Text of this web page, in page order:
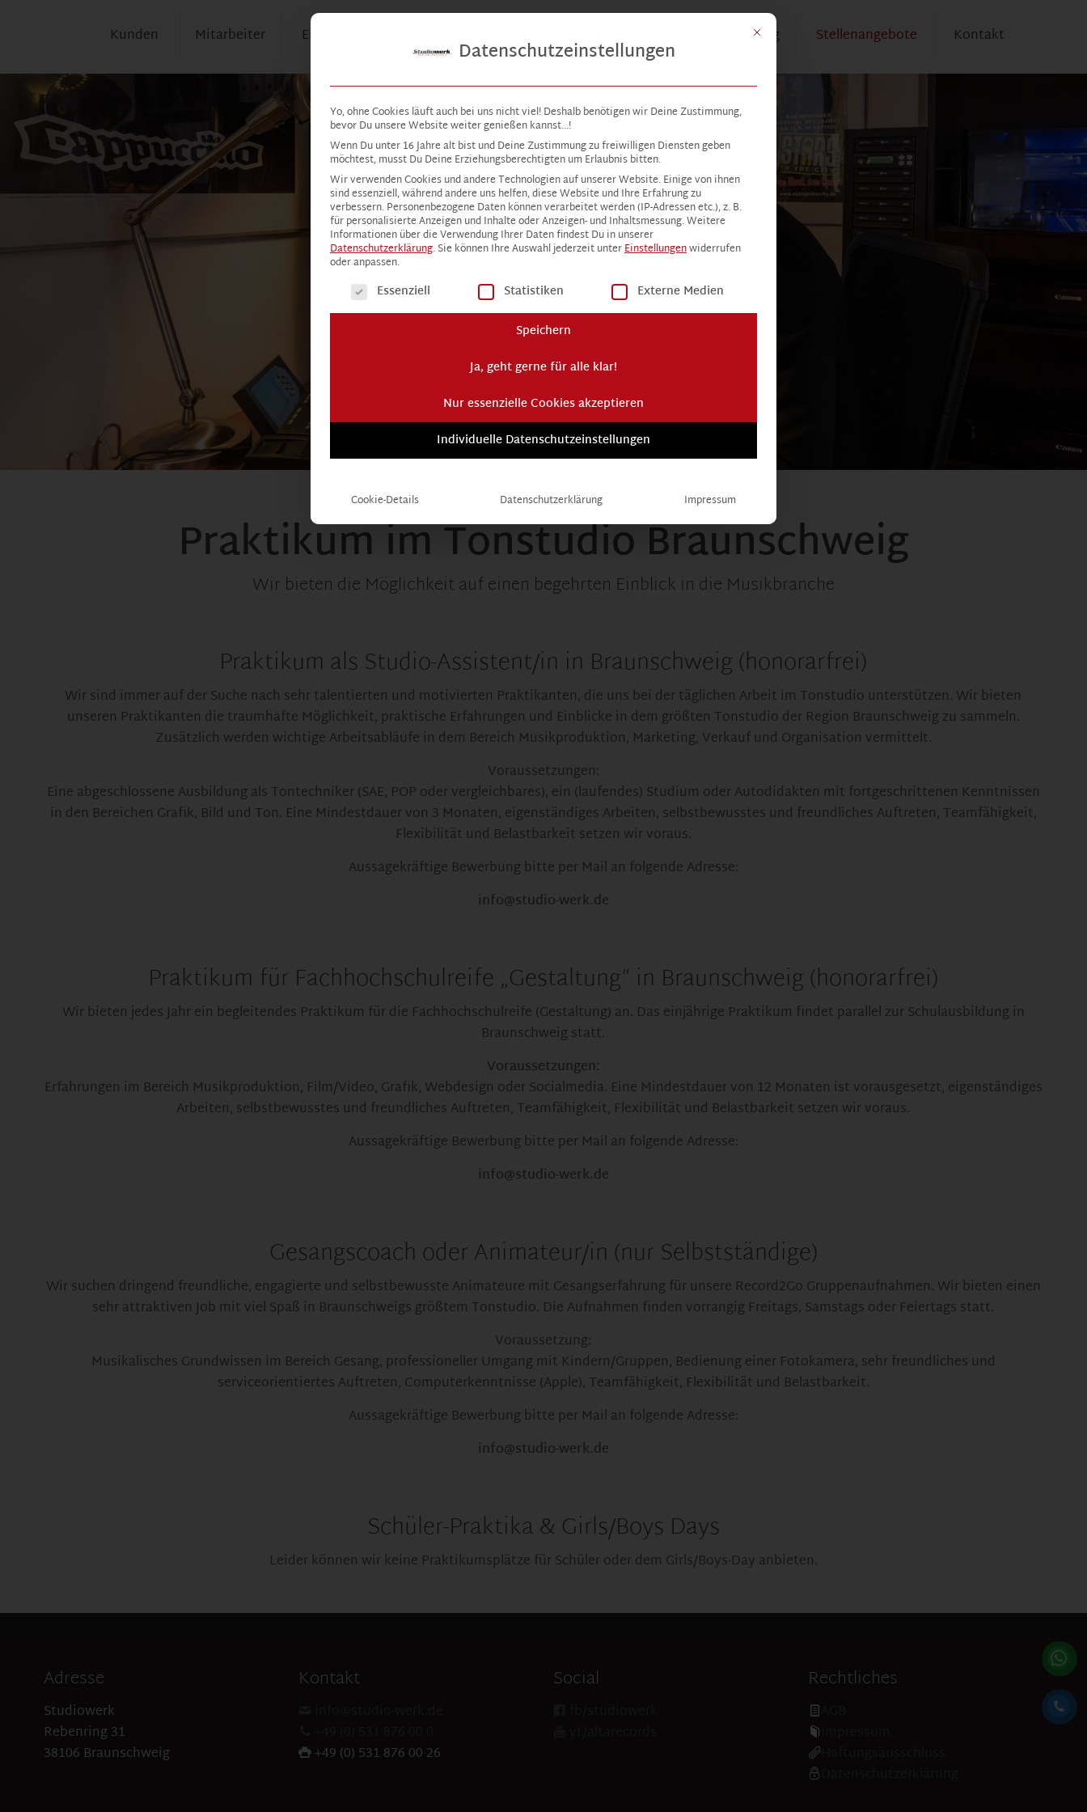
Kunden Mitarbeiter Einblicke Ausstattung Stellenangebote Kontakt
Praktikum im Tonstudio Braunschweig
Wir bieten die Möglichkeit auf einen begehrten Einblick in die Musikbranche
Praktikum als Studio-Assistent/in in Braunschweig (honorarfrei)
Wir sind immer auf der Suche nach sehr talentierten und motivierten Praktikanten, die uns bei der täglichen Arbeit im Tonstudio unterstützen. Wir bieten
unseren Praktikanten die traumhafte Möglichkeit, praktische Erfahrungen und Einblicke in dem größten Tonstudio der Region Braunschweig zu sammeln.
Zusätzlich werden wichtige Arbeitsabläufe in dem Bereich Musikproduktion, Marketing, Verkauf und Organisation vermittelt.
Voraussetzungen:
Eine abgeschlossene Ausbildung als Tontechniker (SAE, POP oder vergleichbares), ein (laufendes) Studium oder Autodidakten mit fortgeschrittenen Kenntnissen
in den Bereichen Grafik, Bild und Ton. Eine Mindestdauer von 3 Monaten, eigenständiges Arbeiten, selbstbewusstes und freundliches Auftreten, Teamfähigkeit,
Flexibilität und Belastbarkeit setzen wir voraus.
Aussagekräftige Bewerbung bitte per Mail an folgende Adresse:
info@studio-werk.de
Praktikum für Fachhochschulreife „Gestaltung“ in Braunschweig (honorarfrei)
Wir bieten jedes Jahr ein begleitendes Praktikum für die Fachhochschulreife (Gestaltung) an. Das einjährige Praktikum findet parallel zur Schulausbildung in
Braunschweig statt.
Voraussetzungen:
Erfahrungen im Bereich Musikproduktion, Film/Video, Grafik, Webdesign oder Socialmedia. Eine Mindestdauer von 12 Monaten ist vorausgesetzt, eigenständiges
Arbeiten, selbstbewusstes und freundliches Auftreten, Teamfähigkeit, Flexibilität und Belastbarkeit setzen wir voraus.
Aussagekräftige Bewerbung bitte per Mail an folgende Adresse:
info@studio-werk.de
Gesangscoach oder Animateur/in (nur Selbstständige)
Wir suchen dringend freundliche, engagierte und selbstbewusste Animateure mit Gesangserfahrung für unsere Record2Go Gruppenaufnahmen. Wir bieten einen
sehr attraktiven Job mit viel Spaß in Braunschweigs größtem Tonstudio. Die Aufnahmen finden vorrangig Freitags, Samstags oder Feiertags statt.
Voraussetzung:
Musikalisches Grundwissen im Bereich Gesang, professioneller Umgang mit Kindern/Gruppen, Bedienung einer Fotokamera, sehr freundliches und
serviceorientiertes Auftreten, Computerkenntnisse (Apple), Teamfähigkeit, Flexibilität und Belastbarkeit.
Aussagekräftige Bewerbung bitte per Mail an folgende Adresse:
info@studio-werk.de
Schüler-Praktika & Girls/Boys Days
Leider können wir keine Praktikumsplätze für Schüler oder dem Girls/Boys-Day anbieten.
Adresse
Studiowerk
Rebenring 31
38106 Braunschweig
Kontakt
+49 (0) 531 876 00 26
Social Rechtliches
Mit diesem Button wird der Dialog geschlossen. Seine Funktionalität
Datenschutzeinstellungen
Yo, ohne Cookies läuft auch bei uns nicht viel! Deshalb benötigen wir Deine Zustimmung,
bevor Du unsere Website weiter genießen kannst...!
Wenn Du unter 16 Jahre alt bist und Deine Zustimmung zu freiwilligen Diensten geben
möchtest, musst Du Deine Erziehungsberechtigten um Erlaubnis bitten.
Wir verwenden Cookies und andere Technologien auf unserer Website. Einige von ihnen
sind essenziell, während andere uns helfen, diese Website und Ihre Erfahrung zu
verbessern.Personenbezogene Daten können verarbeitet werden (IP-Adressen etc.), z. B.
für personalisierte Anzeigen und Inhalte oder Anzeigen- und Inhaltsmessung.Weitere
Informationen über die Verwendung Ihrer Daten findest Du in unserer
Datenschutzerklärung.Sie können Ihre Auswahl jederzeit unterEinstellungenwiderrufen
oder anpassen.
Es folgt eine Liste der Service-Gruppen, für die eine Einwilligung erteilt werden kann. Die erste Service-Gruppe ist
Essenziell Statistiken
Externe Medien
Speichern
Ja, geht gerne für alle klar!
Nur essenzielle Cookies akzeptieren
Individuelle Datenschutzeinstellungen
Cookie-Details Datenschutzerklärung Impressum